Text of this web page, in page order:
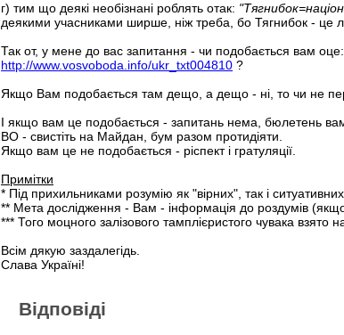
г) тим що деякі необізнані роблять отак:
деякими учасниками ширше, ніж треба, бо Тягнибок - це
Так от, у мене до вас запитання - чи подобається вам оце:
http://www.vosvoboda.info/ukr_txt004810 ?
Якщо Вам подобається там дещо, а дещо - ні, то чи не
І якщо вам це подобається - запитань нема, бюлетень
ВО - свистіть на Майдан, бум разом протидіяти.
Якщо вам це не подобається - ріспект і гратуляції.
Примітки
* Під прихильниками розумію як "вірних", так і
** Мета дослідження - Вам - інформація до роздумів
*** Того моцного залізового тамплієристого чувака взято
Всім дякую заздалегідь.
Слава Україні!
Відповіді